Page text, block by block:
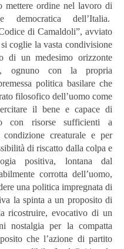
mettere ordine nel lavoro di
democratica dell’Italia.
di Camaldoli”, avviato
coglie la vasta condivisione
di un medesimo orizzonte
ognuno con la propria
politica basilare che
filosofico dell’uomo come
il bene e capace di
con risorse sufficienti a
creaturale e per
di riscatto dalla colpa e
positiva, lontana dal
corrotta dell’uomo,
una politica impregnata di
la spinta a un proposito di
ricostruire, evocativo di un
nostalgia per la compatta
che l’azione di partito